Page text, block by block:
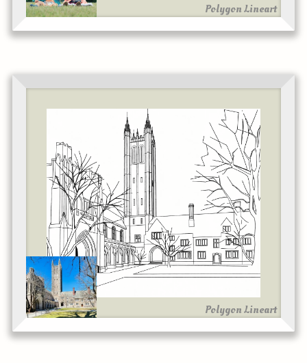
Polygon Lineart
Polygon Lineart